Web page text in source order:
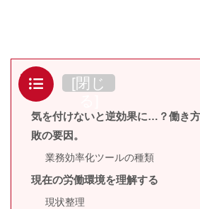
目次 [閉じ
気を付けないと逆効果に…？働き
敗の要因。
業務効率化ツールの種類
現在の労働環境を理解する
現状整理